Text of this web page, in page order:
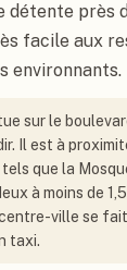
détente près
facile aux
environnants.
sur le
Il est à
que la
à moins de
ville se
taxi.